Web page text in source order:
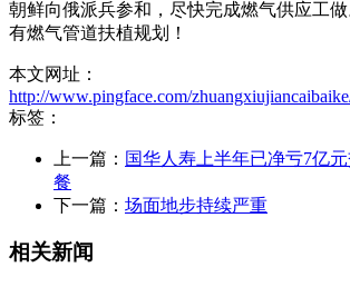
朝鲜向俄派兵参和，尽快完成燃气供应工
有燃气管道扶植规划！
本文网址：
http://www.pingface.com/
标签：
上一篇： 国华人寿上半年已净亏7亿
餐
下一篇： 场面地步持续严重
相关新闻